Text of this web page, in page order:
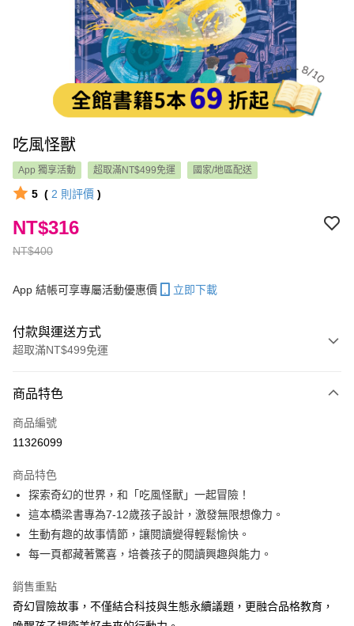
吃風怪獸
App 獨享活動 超取滿NT$499免運 國家/地區配送
5 ( 2 則評價 )
NT$400
NT$316
App 結帳可享專屬活動優惠價 立即下載
付款與運送方式
超取滿NT$499免運
信用卡一次付款
LINE Pay
大哥付你分期
相關說明
【大哥付你分期使用說明】
1.本服務由台灣大哥大提供，台灣大哥大用戶可立即使用無須另外申請。
2.付款方式選擇「大哥付你分期」，訂單成立後會自動跳轉到大哥付的交易
成交易。
3.實際核准額度、可分期數及費用金額請依後續交易確認頁面所載為準。
4.訂單成立30分鐘內，如未前往確認交易或遇審核未通過，訂單將自動取
AFTEE先享後付
相關說明
AFTEE先享後付是「在收到商品之後才付款」的支付方式。 讓您購物簡單
便利好安心！
１．簡單：不需註冊會員、不需綁卡、不需儲值。
ATM付款
商品特色
商品編號
11326099
商品特色
探索奇幻的世界，和「吃風怪獸」一起冒險！
這本橋梁書專為7-12歲孩子設計，激發無限想像力。
生動有趣的故事情節，讓閱讀變得輕鬆愉快。
每一頁都藏著驚喜，培養孩子的閱讀興趣與能力。
銷售重點
奇幻冒險故事，不僅結合科技與生態永續議題，更融合品格教育，